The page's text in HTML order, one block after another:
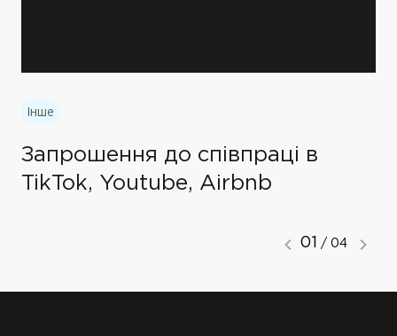
Інше
Запрошення до співпраці в
TikTok, Youtube, Airbnb
01 / 04